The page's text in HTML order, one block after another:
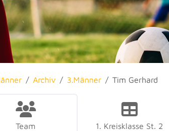
Archiv 3.Männer Tim Gerhard
Team 1. Kreisklasse St. 2